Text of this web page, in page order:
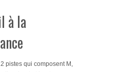
à la
pistes qui composent M,